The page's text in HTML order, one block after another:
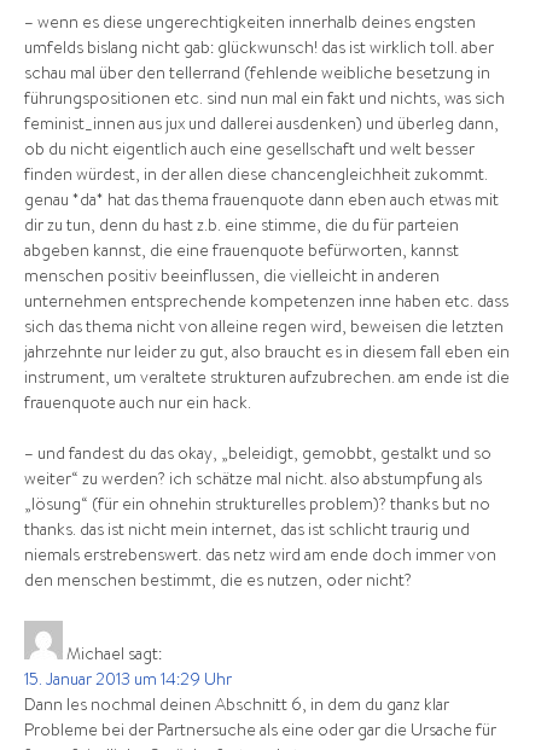
– wenn es diese ungerechtigkeiten innerhalb deines engsten
umfelds bislang nicht gab: glückwunsch! das ist wirklich toll. aber
schau mal über den tellerrand (fehlende weibliche besetzung in
führungspositionen etc. sind nun mal ein fakt und nichts, was sich
feminist_innen aus jux und dallerei ausdenken) und überleg dann,
ob du nicht eigentlich auch eine gesellschaft und welt besser
finden würdest, in der allen diese chancengleichheit zukommt.
genau *da* hat das thema frauenquote dann eben auch etwas mit
dir zu tun, denn du hast z.b. eine stimme, die du für parteien
abgeben kannst, die eine frauenquote befürworten, kannst
menschen positiv beeinflussen, die vielleicht in anderen
unternehmen entsprechende kompetenzen inne haben etc. dass
sich das thema nicht von alleine regen wird, beweisen die letzten
jahrzehnte nur leider zu gut, also braucht es in diesem fall eben ein
instrument, um veraltete strukturen aufzubrechen. am ende ist die
frauenquote auch nur ein hack.
– und fandest du das okay, „beleidigt, gemobbt, gestalkt und so
weiter“ zu werden? ich schätze mal nicht. also abstumpfung als
„lösung“ (für ein ohnehin strukturelles problem)? thanks but no
thanks. das ist nicht mein internet, das ist schlicht traurig und
niemals erstrebenswert. das netz wird am ende doch immer von
den menschen bestimmt, die es nutzen, oder nicht?
Michael sagt:
15. Januar 2013 um 14:29 Uhr
Dann les nochmal deinen Abschnitt 6, in dem du ganz klar
Probleme bei der Partnersuche als eine oder gar die Ursache für